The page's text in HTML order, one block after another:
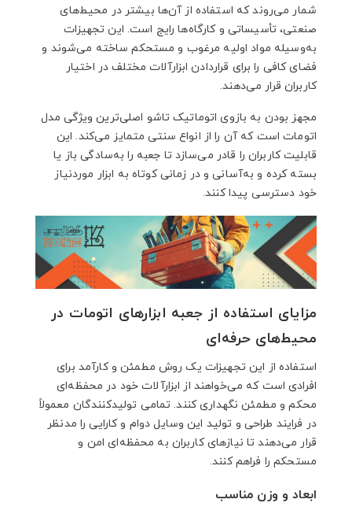
شمار می‌روند که استفاده از آن‌ها بیشتر در محیط‌های
صنعتی، تأسیساتی و کارگاه‌ها رایج است. این تجهیزات
به‌وسیله مواد اولیه مرغوب و مستحکم ساخته می‌شوند و
فضای کافی را برای قراردادن ابزارآلات مختلف در اختیار
کاربران قرار می‌دهند.
مجهز بودن به بازوی اتوماتیک تاشو اصلی‌ترین ویژگی مدل
اتومات است که آن را از انواع سنتی متمایز می‌کند. این
قابلیت کاربران را قادر می‌سازد تا جعبه را به‌سادگی باز یا
بسته کرده و به‌آسانی و در زمانی کوتاه به ابزار موردنیاز
خود دسترسی پیدا کنند.
مزایای استفاده از جعبه ابزارهای اتومات در
محیط‌های حرفه‌ای
استفاده از این تجهیزات یک روش مطمئن و کارآمد برای
افرادی است که می‌خواهند از ابزارآلات خود در محفظه‌ای
محکم و مطمئن نگهداری کنند. تمامی تولیدکنندگان معمولاً
در فرایند طراحی و تولید این وسایل دوام و کارایی را مدنظر
قرار می‌دهند تا نیازهای کاربران به محفظه‌ای امن و
مستحکم را فراهم کنند.
ابعاد و وزن مناسب